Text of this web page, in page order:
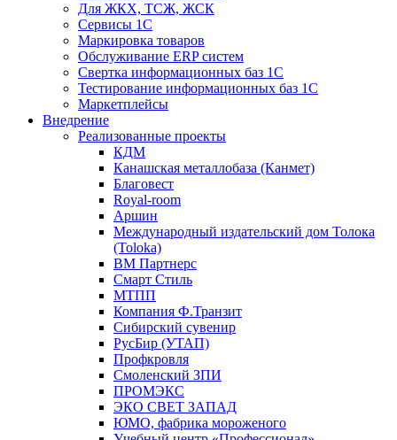
Для ЖКХ, ТСЖ, ЖСК
Сервисы 1С
Маркировка товаров
Обслуживание ERP систем
Свертка информационных баз 1С
Тестирование информационных баз 1С
Маркетплейсы
Внедрение
Реализованные проекты
КДМ
Канашская металлобаза (Канмет)
Благовест
Royal-room
Аршин
Международный издательский дом Толока
(Toloka)
ВМ Партнерс
Смарт Стиль
МТПП
Компания Ф.Транзит
Сибирский сувенир
РусБир (УТАП)
Профкровля
Смоленский ЗПИ
ПРОМЭКС
ЭКО СВЕТ ЗАПАД
ЮМО, фабрика мороженого